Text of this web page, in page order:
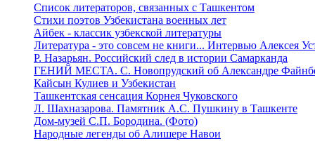
Список литераторов, связанных с Ташкентом
Стихи поэтов Узбекистана военных лет
Айбек - классик узбекской литературы
Литература - это совсем не книги... Интервью Алексея
Р. Назарьян. Российский след в истории Самарканда
ГЕНИЙ МЕСТА. C. Новопрудский об Александре
Кайсын Кулиев и Узбекистан
Ташкентская сенсация Корнея Чуковского
Л. Шахназарова. Памятник А.С. Пушкину в Ташкенте
Дом-музей С.П. Бородина. (Фото)
Народные легенды об Алишере Навои